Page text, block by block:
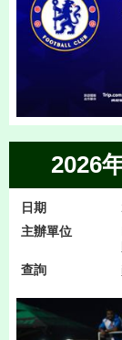
2026
日期
主辦單位
查詢